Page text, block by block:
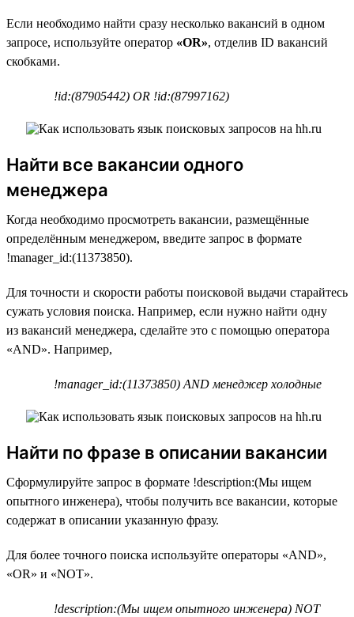
Если необходимо найти сразу несколько вакансий в одном
запросе, используйте оператор «OR», отделив ID вакансий
скобками.
!id:(87905442) OR !id:(87997162)
Найти все вакансии одного
менеджера
Когда необходимо просмотреть вакансии, размещённые
определённым менеджером, введите запрос в формате
!manager_id:(11373850).
Для точности и скорости работы поисковой выдачи старайтесь
сужать условия поиска. Например, если нужно найти одну
из вакансий менеджера, сделайте это с помощью оператора
«AND». Например,
!manager_id:(11373850) AND менеджер холодные
Найти по фразе в описании вакансии
Сформулируйте запрос в формате !description:(Мы ищем
опытного инженера), чтобы получить все вакансии, которые
содержат в описании указанную фразу.
Для более точного поиска используйте операторы «AND»,
«OR» и «NOT».
!description:(Мы ищем опытного инженера) NOT